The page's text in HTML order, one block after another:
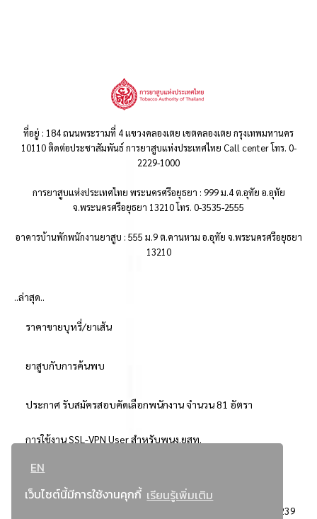
EN
เว็บไซต์นี้มีการใช้งานคุกกี้ เรียนรู้เพิ่มเติม
ที่อยู่ : 184 ถนนพระรามที่ 4 แขวงคลองเตย เขตคลองเตย กรุงเทพมหานคร
10110 ติดต่อประชาสัมพันธ์ การยาสูบแห่งประเทศไทย Call center โทร. 0-
2229-1000
การยาสูบแห่งประเทศไทย พระนครศรีอยุธยา : 999 ม.4 ต.อุทัย อ.อุทัย
จ.พระนครศรีอยุธยา 13210 โทร. 0-3535-2555
อาคารบ้านพักพนักงานยาสูบ : 555 ม.9 ต.คานหาม อ.อุทัย จ.พระนครศรีอยุธยา
13210
..ล่าสุด..
ราคาขายบุหรี่/ยาเส้น
ยาสูบกับการค้นพบ
ประกาศ รับสมัครสอบคัดเลือกพนักงาน จำนวน 81 อัตรา
การใช้งาน SSL-VPN User สำหรับพนง.ยสท.
..ยอดนิยม..
3239